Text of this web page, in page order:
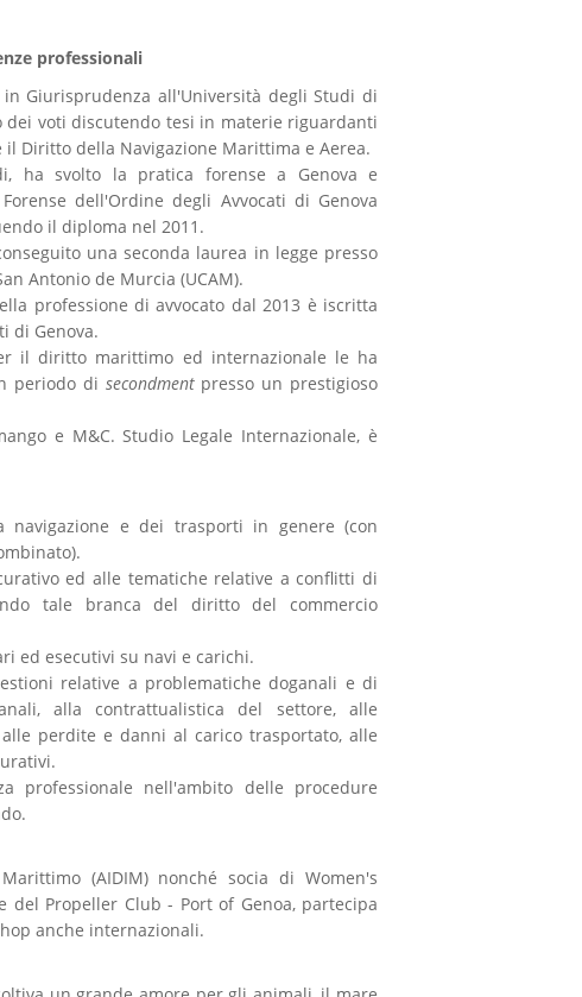
professionali
Giurisprudenza all'Università degli Studi di
dei voti discutendo tesi in materie riguardanti
Diritto della Navigazione Marittima e Aerea.
ha svolto la pratica forense a Genova e
dell'Ordine degli Avvocati di Genova
il diploma nel 2011.
una seconda laurea in legge presso
Antonio de Murcia (UCAM).
professione di avvocato dal 2013 è iscritta
di Genova.
il diritto marittimo ed internazionale le ha
periodo di secondmentpresso un prestigioso
e M&C. Studio Legale Internazionale, è
e dei trasporti in genere (con
ed alle tematiche relative a conflitti di
tale branca del diritto del commercio
ed esecutivi su navi e carichi.
relative a problematiche doganali e di
alla contrattualistica del settore, alle
perdite e danni al carico trasportato, alle
professionale nell'ambito delle procedure
(AIDIM) nonché socia di Women's
del Propeller Club - Port of Genoa, partecipa
anche internazionali.